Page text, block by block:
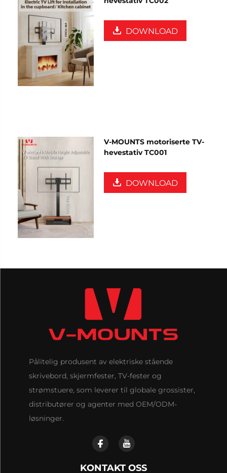
DOWNLOAD
V-MOUNTS motoriserte TV-
hevestativ TC001
DOWNLOAD
Pålitelig produsent av elektriske stående
skrivebord, skjermfester, TV-fester og
strømstuere, som leverer til globale grossister,
distributører og agenter med OEM/ODM-
løsninger.
KONTAKT OSS